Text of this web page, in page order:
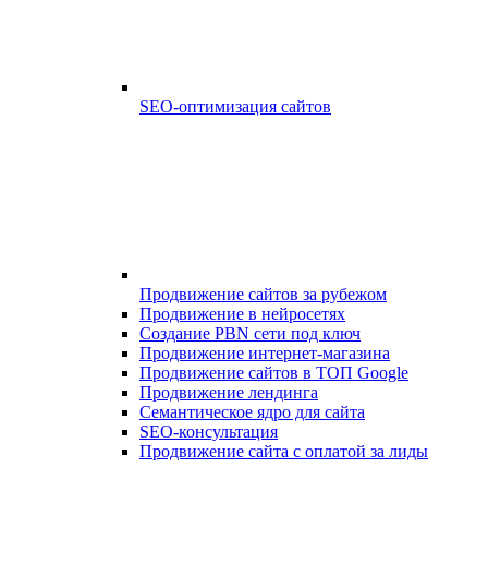
SEO-оптимизация сайтов
Продвижение сайтов за рубежом
Продвижение в нейросетях
Создание PBN сети под ключ
Продвижение интернет-магазина
Продвижение сайтов в ТОП Google
Продвижение лендинга
Семантическое ядро для сайта
SEO-консультация
Продвижение сайта с оплатой за лиды